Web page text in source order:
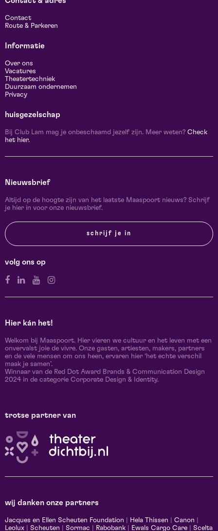
Contact
Route & Parkeren
Informatie
Over ons
Vacatures
Theatertechniek
Duurzaam ondernemen
Privacy
huisgezelschap
Bij Club Lam mag je onbeschaamd jezelf zijn. Meer weten? Check
het hier.
Nieuwsbrief
Altijd op de hoogte zijn van het laatste Maaspoort nieuws? Schrijf
je hier in voor onze nieuwsbrief.
schrijf je in
volg ons op
Hier kán het!
Welkom bij Maaspoort. Hier vieren we cultuur en het leven met een
onvervalst joie de vivre. Onze gasten, artiesten, makers, partners
en de vele mensen om ons heen, ervaren hier ‘het echte verschil
maak je samen’.
Winnaar van de Red Dot Award Brands & Communication Design
2024 in de categorie Corporate Design & Identity.
trotse partner van
wij danken onze partners
Jacques en Ellen Scheuten Foundation Hela Thissen Canon
Leolux
Scheuten Sormac Rabobank Ewals Cargo Care Scelta